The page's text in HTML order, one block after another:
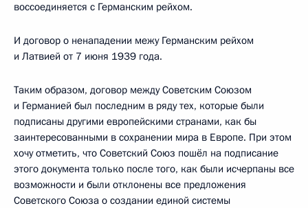
воссоединяется с Германским рейхом.
И договор о ненападении межу Германским рейхом
и Латвией от 7 июня 1939 года.
Таким образом, договор между Советским Союзом
и Германией был последним в ряду тех, которые были
подписаны другими европейскими странами, как бы
заинтересованными в сохранении мира в Европе. При этом
хочу отметить, что Советский Союз пошёл на подписание
этого документа только после того, как были исчерпаны все
возможности и были отклонены все предложения
Советского Союза о создании единой системы